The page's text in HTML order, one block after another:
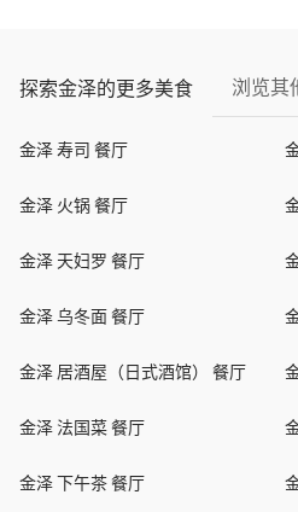
探索金泽的更多美食 浏览其
金泽 寿司 餐厅
金泽 火锅 餐厅
金泽 天妇罗 餐厅
金泽 乌冬面 餐厅
金泽 居酒屋（日式酒馆） 餐厅
金泽 法国菜 餐厅
金泽 下午茶 餐厅